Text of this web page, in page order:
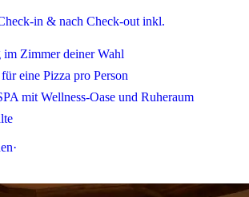
in & nach Check-out inkl.
im Zimmer deiner Wahl
eine Pizza pro Person
mit Wellness-Oase und Ruheraum
·